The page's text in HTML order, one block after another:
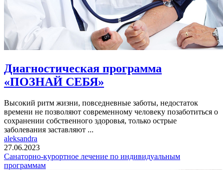
Диагностическая программа
«ПОЗНАЙ СЕБЯ»
Высокий ритм жизни, повседневные заботы, недостаток
времени не позволяют современному человеку позаботиться о
сохранении собственного здоровья, только острые
заболевания заставляют ...
aleksandra
27.06.2023
Санаторно-курортное лечение по индивидуальным
программам